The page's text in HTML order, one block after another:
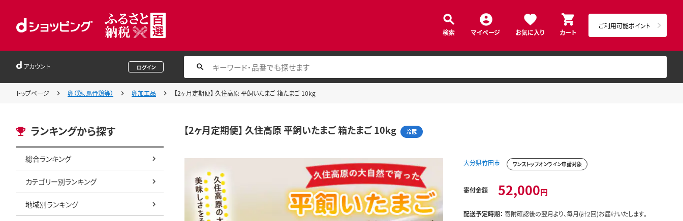
検索 マイページ お気に入り カート
ご利用可能ポイント
アカウント ログイン
トップページ 卵（鶏、烏骨鶏等） 卵加工品 【2ヶ月定期便】 久住高原 平飼いたまご 箱たまご 10kg
ランキングから探す
総合ランキング
カテゴリー別ランキング
地域別ランキング
【2ヶ月定期便】 久住高原 平飼いたまご 箱たまご 10kg 冷蔵
大分県竹田市 ワンストップオンライン申請対象
寄付金額 52,000円
配送予定時期： 寄附確認後の翌月より、毎月(計2回)お届けいたします。